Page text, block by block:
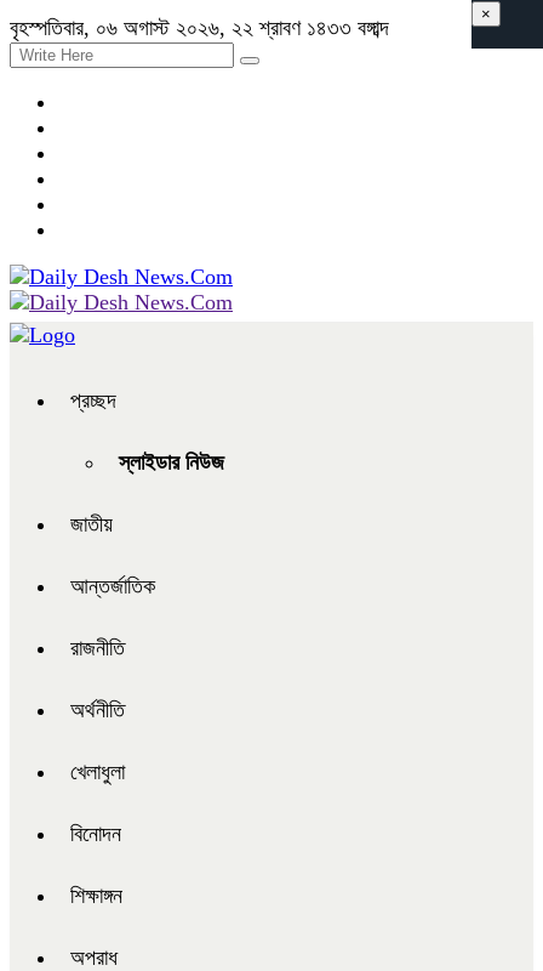
বৃহস্পতিবার, ০৬ অগাস্ট ২০২৬, ২২ শ্রাবণ ১৪৩৩ বঙ্গাব্দ
প্রচ্ছদ
স্লাইডার নিউজ
জাতীয়
আন্তর্জাতিক
রাজনীতি
অর্থনীতি
খেলাধুলা
বিনোদন
শিক্ষাঙ্গন
অপরাধ
×